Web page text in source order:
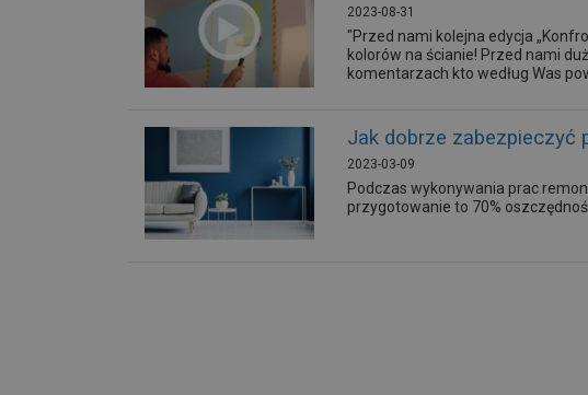
2023-08-31
"Przed nami kolejna edycja
kolorów na ścianie! Przed nami
komentarzach kto według Was
Jak dobrze zabezpieczyć
2023-03-09
Podczas wykonywania prac
przygotowanie to 70%